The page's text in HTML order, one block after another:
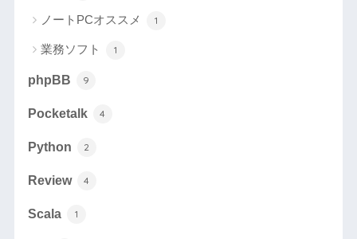
ノートPCオススメ 1
業務ソフト 1
phpBB 9
Pocketalk 4
Python 2
Review 4
Scala 1